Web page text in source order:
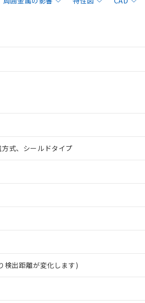
式、シールドタイプ
検出距離が変化します)